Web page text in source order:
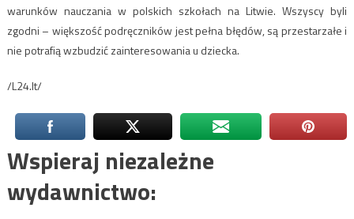
warunków nauczania w polskich szkołach na Litwie. Wszyscy byli
zgodni – większość podręczników jest pełna błędów, są przestarzałe i
nie potrafią wzbudzić zainteresowania u dziecka.
/L24.lt/
Wspieraj niezależne
wydawnictwo: